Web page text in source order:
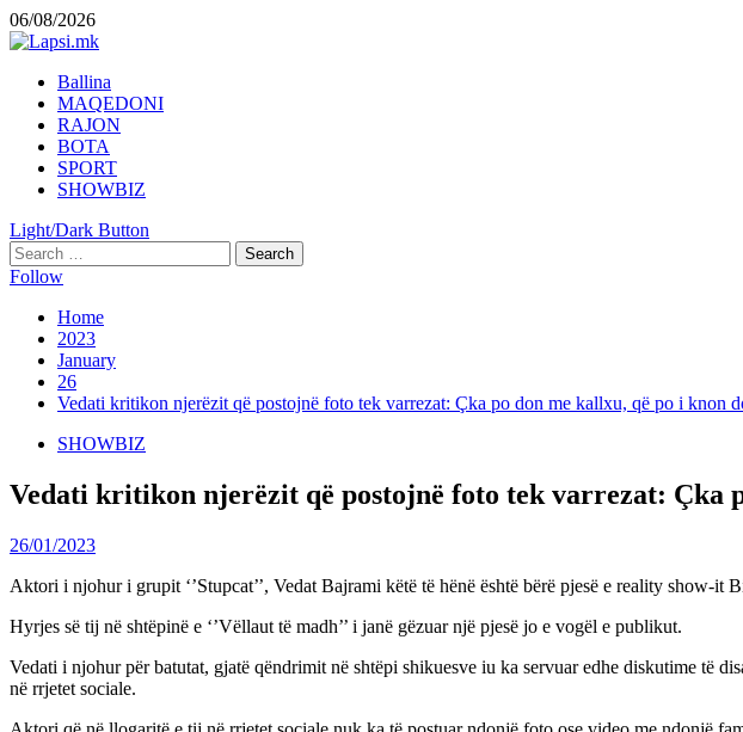
Skip
to
06/08/2026
Primary
Menu
Ballina
MAQEDONI
RAJON
BOTA
SPORT
SHOWBIZ
Light/Dark Button
Search
for:
Follow
Home
2023
January
26
Vedati kritikon njerëzit që postojnë foto tek varrezat: Çka po don me kallxu, që po i knon
SHOWBIZ
Vedati kritikon njerëzit që postojnë foto tek varrezat: Çka
26/01/2023
Aktori i njohur i grupit ‘’Stupcat’’, Vedat Bajrami këtë të hënë është bërë pjesë e reality show-it
Hyrjes së tij në shtëpinë e ‘’Vëllaut të madh’’ i janë gëzuar një pjesë jo e vogël e publikut.
Vedati i njohur për batutat, gjatë qëndrimit në shtëpi shikuesve iu ka servuar edhe diskutime të
në rrjetet sociale.